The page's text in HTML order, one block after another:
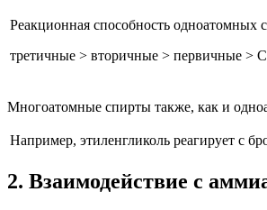
Реакционная способность одноатомных
третичные > вторичные > первичные >
Многоатомные спирты также, как и
Например, этиленгликоль реагирует с
2. Взаимодействие с